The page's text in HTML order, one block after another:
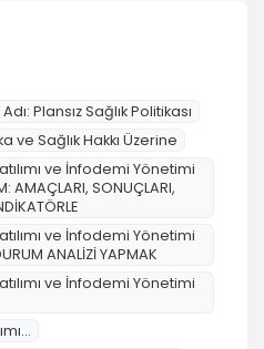
Plansız Sağlık Politikası
ve Sağlık Hakkı Üzerine
ve İnfodemi Yönetimi
AMAÇLARI, SONUÇLARI,
ve İnfodemi Yönetimi
ANALİZİ YAPMAK
ve İnfodemi Yönetimi